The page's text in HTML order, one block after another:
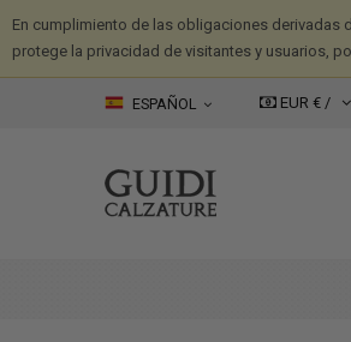
En cumplimiento de las obligaciones derivadas
protege la privacidad de visitantes y usuarios,
ESPAÑOL EUR € /